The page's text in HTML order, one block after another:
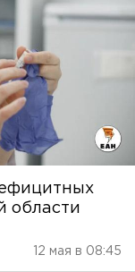
области
12 мая в 08:45